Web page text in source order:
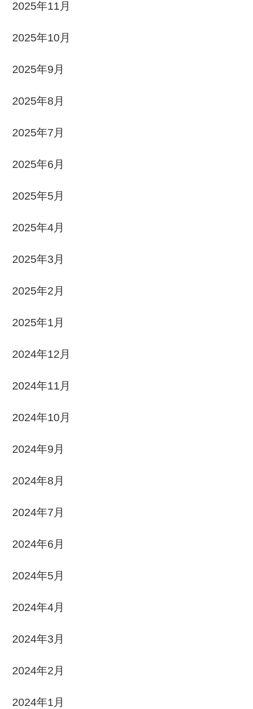
2025年11月
2025年10月
2025年9月
2025年8月
2025年7月
2025年6月
2025年5月
2025年4月
2025年3月
2025年2月
2025年1月
2024年12月
2024年11月
2024年10月
2024年9月
2024年8月
2024年7月
2024年6月
2024年5月
2024年4月
2024年3月
2024年2月
2024年1月